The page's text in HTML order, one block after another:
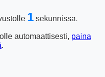
1sekunnissa.
automaattisesti, paina
.